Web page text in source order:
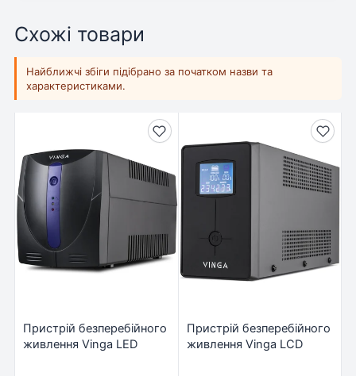
Схожі товари
Найближчі збіги підібрано за початком назви та
характеристиками.
Пристрій безперебійного
живлення Vinga LED
Пристрій безперебійного
живлення Vinga LCD